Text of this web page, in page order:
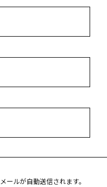
ールが自動送信されます。